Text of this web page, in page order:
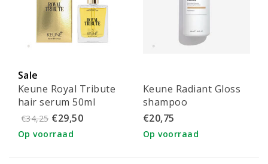
Sale
Keune Royal Tribute
hair serum 50ml
€34,25 €29,50
Op voorraad
Keune Radiant Gloss
shampoo
€20,75
Op voorraad